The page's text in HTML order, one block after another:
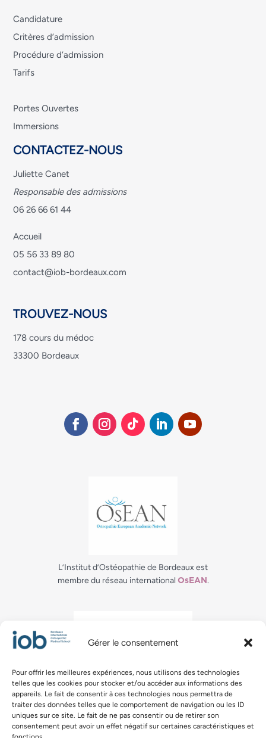
Gérer le consentement
Pour offrir les meilleures expériences, nous utilisons des technologies
telles que les cookies pour stocker et/ou accéder aux informations des
appareils. Le fait de consentir à ces technologies nous permettra de
traiter des données telles que le comportement de navigation ou les ID
uniques sur ce site. Le fait de ne pas consentir ou de retirer son
consentement peut avoir un effet négatif sur certaines caractéristiques et
Candidature
Critères d’admission
Procédure d’admission
Tarifs
Portes Ouvertes
Immersions
CONTACTEZ-NOUS
Juliette Canet
Responsable des admissions
06 26 66 61 44
Accueil
05 56 33 89 80
contact@iob-bordeaux.com
TROUVEZ-NOUS
178 cours du médoc
33300 Bordeaux
L’Institut d’Ostéopathie de Bordeaux est
membre du réseau international OsEAN .
La certification qualité a été délivrée à IOB au titre
de la catégorie : ACTION DE FORMATION.